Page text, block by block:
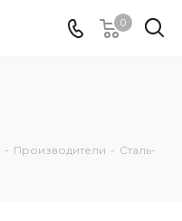
0
- Производители - Сталь-